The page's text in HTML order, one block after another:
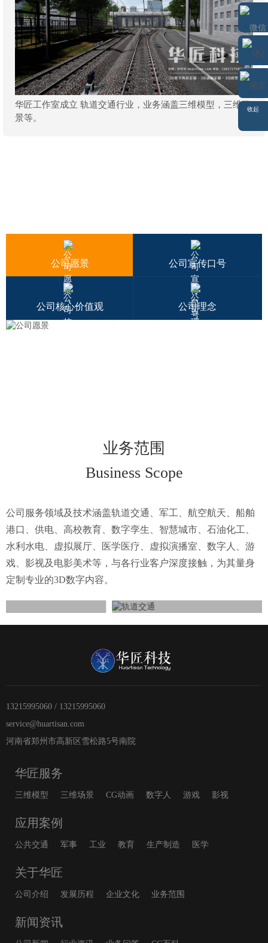
华匠工作室成立 轨道交通行业，业务涵盖三维模型，三维场
景等。
公司愿景 公司宣传口号
公司核心价值观 公司理念
业务范围
Business Scope
公司服务领域及技术涵盖轨道交通、军工、航空航天、船舶
港口、供电、高校教育、数字孪生、智慧城市、石油化工、
水利水电、虚拟展厅、医学医疗、虚拟演播室、数字人、游
戏、影视及电影美术等，与各行业客户深度接触，为其量身
定制专业的3D数字内容。
13215995060 / 13215995060
service@huartisan.com
河南省郑州市高新区雪松路5号南院
华匠服务
三维模型 三维场景 CG动画 数字人 游戏 影视
应用案例
公共交通 军事 工业 教育 生产制造 医学
关于华匠
公司介绍 发展历程 企业文化 业务范围
新闻资讯
商务通
微信
QQ
留言
收起